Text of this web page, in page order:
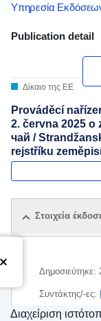
Υπηρεσία
Publication
Publication detail
Δίκαιο της ΕΕ
Prováděcí
2. června 2025
чай /
rejstříku
Στοιχεία
Δημοσιεύτηκε:
Συντάκτης/-ες:
Ανάπτυξης(
Διαχείριση